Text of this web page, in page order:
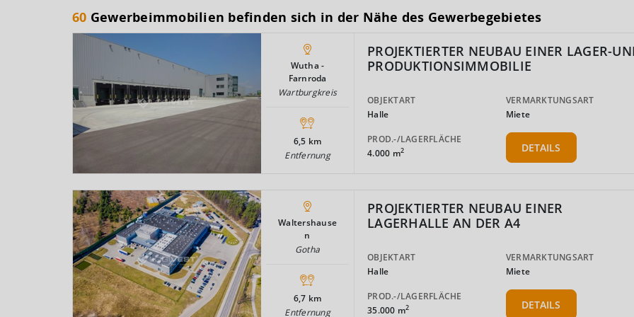
60 Gewerbeimmobilien befinden sich in der Nähe des Gewerbegebietes
Wutha -
Farnroda
Wartburgkreis
6,5 km
Entfernung
PROJEKTIERTER NEUBAU EINER LAGER-
PRODUKTIONSIMMOBILIE
OBJEKTART
Halle
VERMARKTUNGSART
Miete
PROD.-/LAGERFLÄCHE
4.000 m2 DETAILS
Waltershause
n
Gotha
6,7 km
Entfernung
PROJEKTIERTER NEUBAU EINER
LAGERHALLE AN DER A4
OBJEKTART
Halle
VERMARKTUNGSART
Miete
PROD.-/LAGERFLÄCHE
35.000 m2 DETAILS